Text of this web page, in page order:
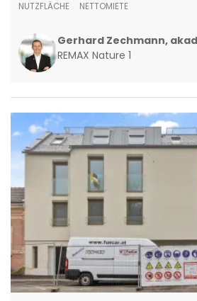
NUTZFLÄCHE NETTOMIETE
Gerhard Zechmann,
REMAX Nature 1